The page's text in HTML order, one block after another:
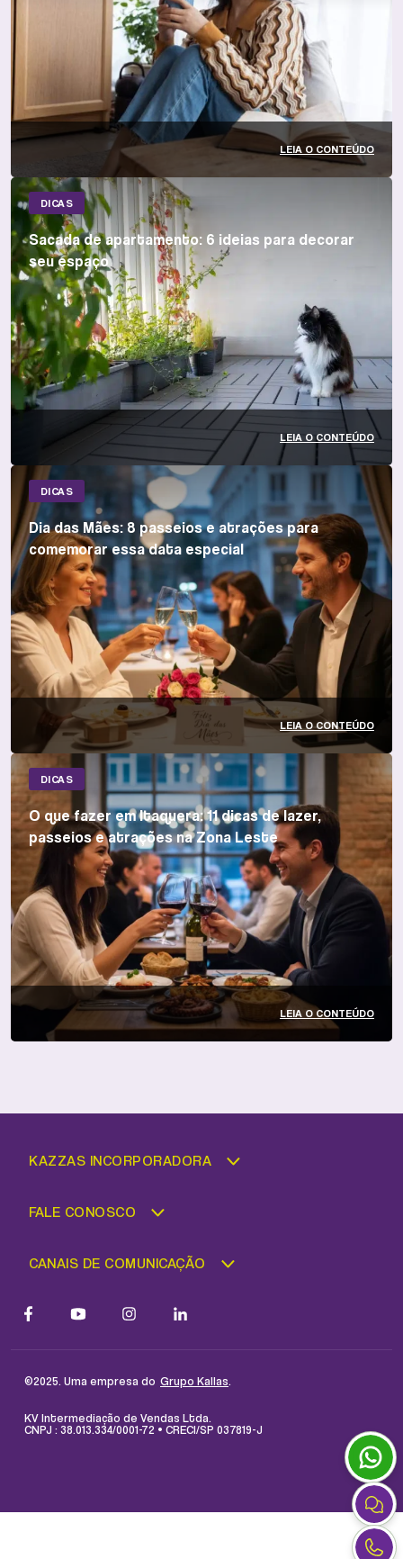
LEIA O CONTEÚDO
DICAS
Sacada de apartamento: 6 ideias para decorar
seu espaço
LEIA O CONTEÚDO
DICAS
Dia das Mães: 8 passeios e atrações para
comemorar essa data especial
LEIA O CONTEÚDO
DICAS
O que fazer em Itaquera: 11 dicas de lazer,
passeios e atrações na Zona Leste
LEIA O CONTEÚDO
KAZZAS INCORPORADORA
FALE CONOSCO
CANAIS DE COMUNICAÇÃO
©2025. Uma empresa do Grupo Kallas.
KV Intermediação de Vendas Ltda.
CNPJ : 38.013.334/0001-72 • CRECI/SP 037819-J